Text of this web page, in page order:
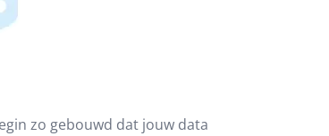
zo gebouwd dat jouw data